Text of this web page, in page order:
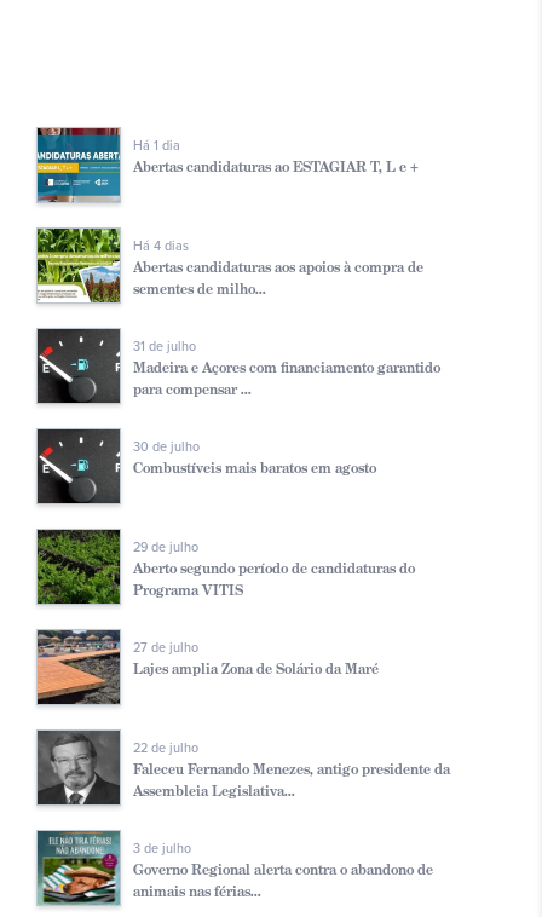
Há 1 dia
Abertas candidaturas ao ESTAGIAR T, L e +
Há 4 dias
Abertas candidaturas aos apoios à compra de
sementes de milho...
31 de julho
Madeira e Açores com financiamento garantido
para compensar ...
30 de julho
Combustíveis mais baratos em agosto
29 de julho
Aberto segundo período de candidaturas do
Programa VITIS
27 de julho
Lajes amplia Zona de Solário da Maré
22 de julho
Faleceu Fernando Menezes, antigo presidente da
Assembleia Legislativa...
3 de julho
Governo Regional alerta contra o abandono de
animais nas férias...